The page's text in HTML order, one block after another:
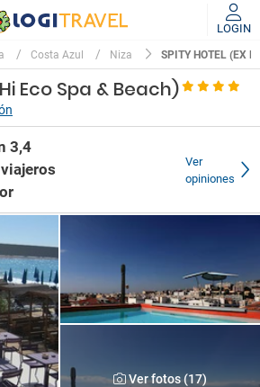
LOGIN
Costa Azul Niza SPITY HOTEL (EX
Eco Spa & Beach)
Ver
opiniones
Ver fotos (17)